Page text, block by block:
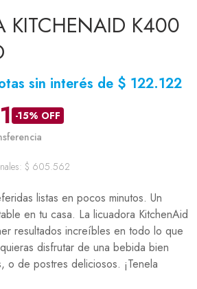
KITCHENAID K400
$ 605.562
sin interés de $ 122.122
-15% OFF
listas en pocos minutos. Un
en tu casa. La licuadora KitchenAid
resultados increíbles en todo lo que
disfrutar de una bebida bien
o de postres deliciosos. ¡Tenela